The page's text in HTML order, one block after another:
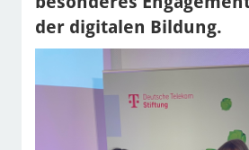
der digitalen Bildung.